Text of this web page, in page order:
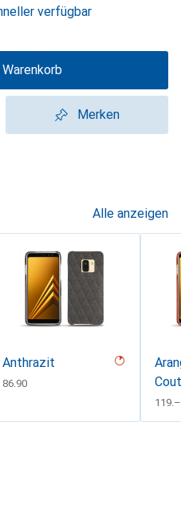
verfügbar
Merken
Alle anzeigen
Anthrazit
CHF
86.90
CHF
119.–